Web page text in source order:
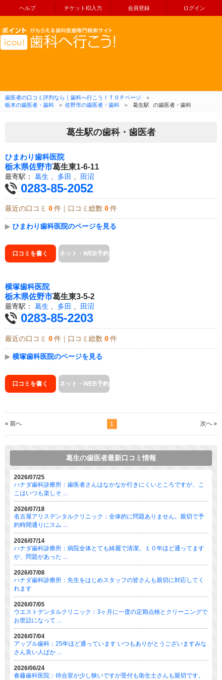
ヘルプ チケットID入力 会員登録 ログイン
コンテンツへ移動
歯医者の口コミ評判なら｜歯科へ行こう！ＴＯＰページ
＞
栃木の歯医者・歯科
＞ 佐野市の歯医者・歯科 ＞ 葛生駅 の歯医者・歯科
葛生駅の歯科・歯医者
ひまわり歯科医院
栃木県佐野市葛生東1-6-11
最寄駅： 葛生 多田 田沼
0283-85-2052
最近の口コミ 0 件｜口コミ総数 0 件
▶ ひまわり歯科医院のページを見る
口コミを書く ネット・WEB予約
横塚歯科医院
栃木県佐野市葛生東3-5-2
最寄駅： 葛生 、 多田 、 田沼
0283-85-2203
最近の口コミ 0 件｜口コミ総数 0 件
▶ 横塚歯科医院のページを見る
口コミを書く ネット・WEB予約
« 前へ 1 次へ »
葛生の歯医者最新口コミ情報
2026/07/25
ハナダ歯科診療所：歯医者さんはなかなか行きにくいところですが、こ
こはいつも楽しそ ...
2026/07/18
名古屋アリスデンタルクリニック：全体的に問題ありません。親切で予
約時間通りにスム ...
2026/07/14
ハナダ歯科診療所：病院全体とても綺麗で清潔。１０年ほど通ってます
が、問題があった ...
2026/07/08
ハナダ歯科診療所：先生をはじめスタッフの皆さんも親切に対応してく
れます
2026/07/05
ウエストデンタルクリニック：3ヶ月に一度の定期点検とクリーニングで
お世話になって ...
2026/07/04
アップル歯科：25年ほど通っています いつもありがとうございますみな
さん良い人ばか ...
2026/06/24
春藤歯科医院：待合室が少し狭いですが受付も衛生士さんも親切です。